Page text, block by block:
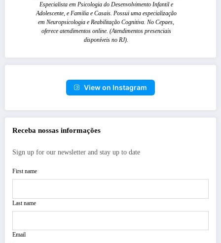
Especialista em Psicologia do Desenvolvimento Infantil e
Adolescente, e Familia e Casais. Possui uma especialização
em Neuropsicologia e Reabilitação Cognitiva. No Cepaes,
oferece atendimentos online. (Atendimentos presenciais
disponíveis no RJ).
View on Instagram
Receba nossas informações
Sign up for our newsletter and stay up to date
First name
Last name
Email